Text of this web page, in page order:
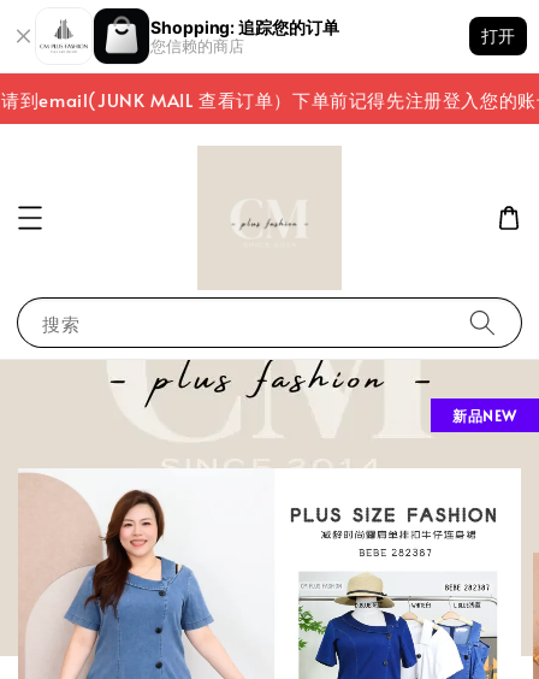
Shopping: 追踪您的订单
您信赖的商店
打开
email(JUNK MAIL 查看订单）下单前记得先注册登入您的账
搜索
新品NEW